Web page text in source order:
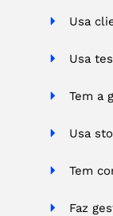
Usa
Usa
Tem a
Usa
Tem
Faz